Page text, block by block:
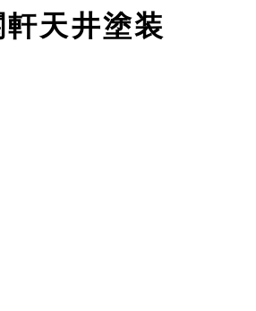
軒天井塗装